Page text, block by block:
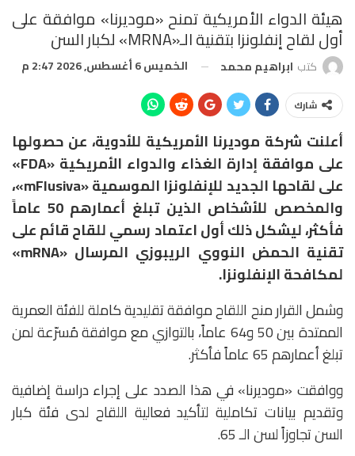
هيئة الدواء الأمريكية تمنح «موديرنا» موافقة على
أول لقاح إنفلونزا بتقنية الـ«mRNA» لكبار السن
كتب ابراهيم محمد الخميس 6 أغسطس, 2026 2:47 م
شارك
أعلنت شركة موديرنا الأمريكية للأدوية، عن حصولها
على موافقة إدارة الغذاء والدواء الأمريكية «FDA»
على لقاحها الجديد للإنفلونزا الموسمية «mFlusiva»،
والمخصص للأشخاص الذين تبلغ أعمارهم 50 عاماً
فأكثر، ليشكل ذلك أول اعتماد رسمي للقاح قائم على
تقنية الحمض النووي الريبوزي المرسال «mRNA»
لمكافحة الإنفلونزا.
وشمل القرار منح اللقاح موافقة تقليدية كاملة للفئة العمرية
الممتدة بين 50 و64 عاماً، بالتوازي مع موافقة مُسرّعة لمن
تبلغ أعمارهم 65 عاماً فأكثر.
ووافقت «موديرنا» في هذا الصدد على إجراء دراسة إضافية
وتقديم بيانات تكاملية لتأكيد فعالية اللقاح لدى فئة كبار
السن تجاوزاً لسن الـ 65.